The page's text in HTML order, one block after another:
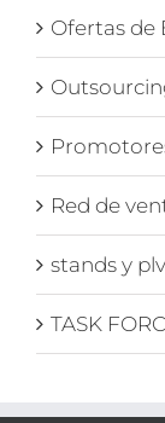
Ofertas de
Red de
stands y plv
TASK